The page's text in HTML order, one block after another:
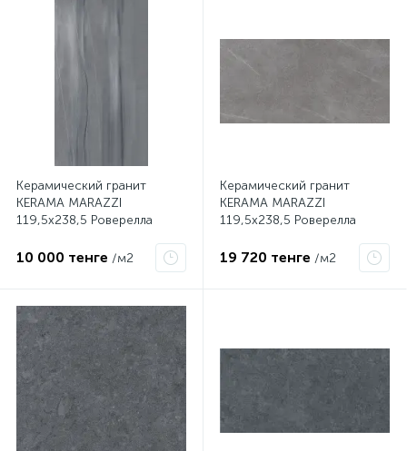
Керамический гранит
KERAMA MARAZZI
119,5х238,5 Роверелла
DL590400R
10 000 тенге /м2
Керамический гранит
KERAMA MARAZZI
119,5х238,5 Роверелла
DL590500R
19 720 тенге /м2